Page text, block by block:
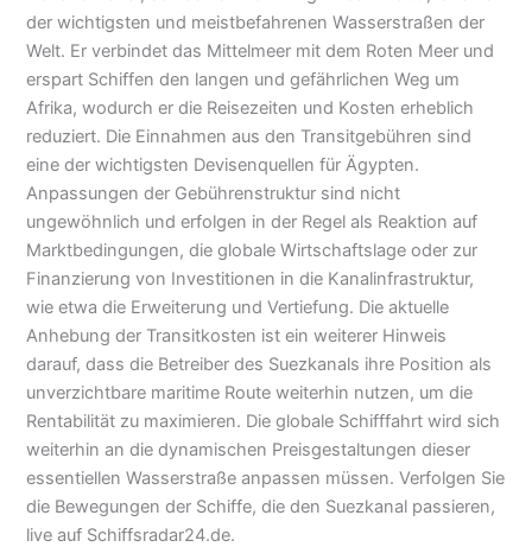
der wichtigsten und meistbefahrenen Wasserstraßen der
Welt. Er verbindet das Mittelmeer mit dem Roten Meer und
erspart Schiffen den langen und gefährlichen Weg um
Afrika, wodurch er die Reisezeiten und Kosten erheblich
reduziert. Die Einnahmen aus den Transitgebühren sind
eine der wichtigsten Devisenquellen für Ägypten.
Anpassungen der Gebührenstruktur sind nicht
ungewöhnlich und erfolgen in der Regel als Reaktion auf
Marktbedingungen, die globale Wirtschaftslage oder zur
Finanzierung von Investitionen in die Kanalinfrastruktur,
wie etwa die Erweiterung und Vertiefung. Die aktuelle
Anhebung der Transitkosten ist ein weiterer Hinweis
darauf, dass die Betreiber des Suezkanals ihre Position als
unverzichtbare maritime Route weiterhin nutzen, um die
Rentabilität zu maximieren. Die globale Schifffahrt wird sich
weiterhin an die dynamischen Preisgestaltungen dieser
essentiellen Wasserstraße anpassen müssen. Verfolgen Sie
die Bewegungen der Schiffe, die den Suezkanal passieren,
live auf Schiffsradar24.de.